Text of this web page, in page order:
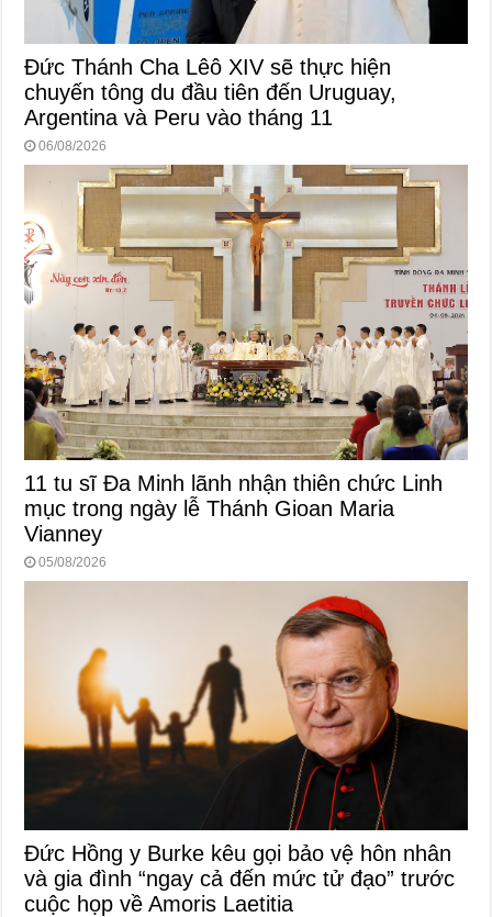
Đức Thánh Cha Lêô XIV sẽ thực hiện
chuyến tông du đầu tiên đến Uruguay,
Argentina và Peru vào tháng 11
06/08/2026
11 tu sĩ Đa Minh lãnh nhận thiên chức Linh
mục trong ngày lễ Thánh Gioan Maria
Vianney
05/08/2026
Đức Hồng y Burke kêu gọi bảo vệ hôn nhân
và gia đình “ngay cả đến mức tử đạo” trước
cuộc họp về Amoris Laetitia